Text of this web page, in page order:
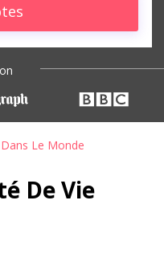
Le Monde
De Vie